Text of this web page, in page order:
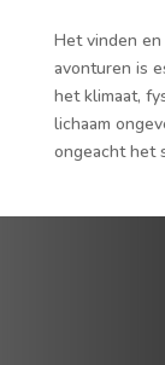
Het vinden
avonturen is
het klimaat,
lichaam
ongeacht het